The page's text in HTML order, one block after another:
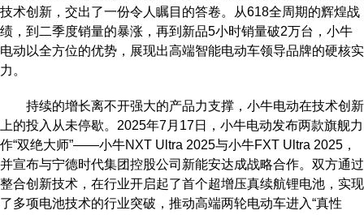
技术创新，交出了一份令人瞩目的答卷。从618全周期的辉煌战
绩，到二季度销量的暴涨，再到新品5小时销量破2万台，小牛
电动以全方位的优势，展现出高端智能电动车领导品牌的硬核实
力。
持续的增长离不开强大的产品力支撑，小牛电动在技术创新
上的投入从未停歇。2025年7月17日，小牛电动发布两款旗舰力
作“双绝大师”——小牛NXT Ultra 2025与小牛FXT Ultra 2025，
并宣布与宁德时代集团控股公司新能安达成战略合作。双方通过
整合创新技术，在行业开启起了首个超增压真续航锂电池，实现
了多项电池技术的行业突破，推动高端两轮电动车进入“真性